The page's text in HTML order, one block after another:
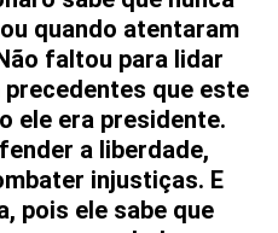
quando atentaram
faltou para lidar
que este
ele era presidente.
a liberdade,
injustiças. E
pois ele sabe que